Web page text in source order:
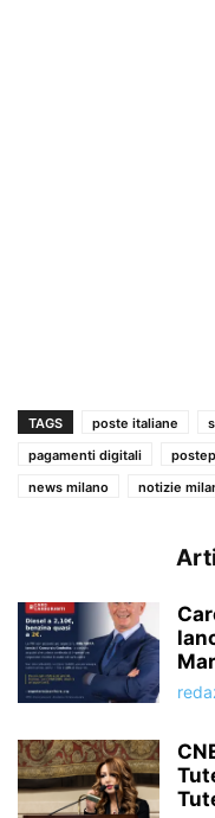
TAGS poste italiane
pagamenti digitali
news milano
notizie